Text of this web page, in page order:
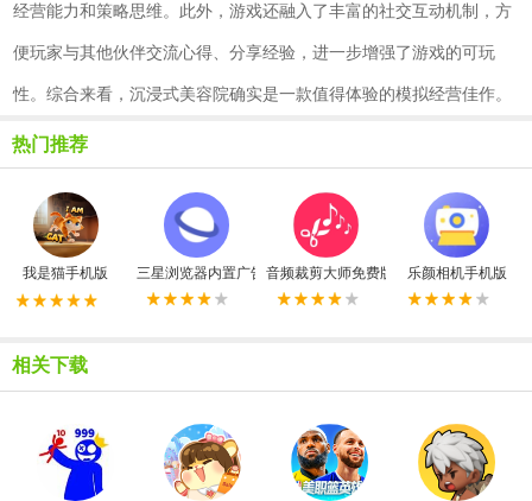
经营能力和策略思维。此外，游戏还融入了丰富的社交互动机制，方
便玩家与其他伙伴交流心得、分享经验，进一步增强了游戏的可玩
性。综合来看，沉浸式美容院确实是一款值得体验的模拟经营佳作。
热门推荐
我是猫手机版 三星浏览器内置广告拦截器最新版
音频裁剪大师免费版 乐颜相机手机版
相关下载